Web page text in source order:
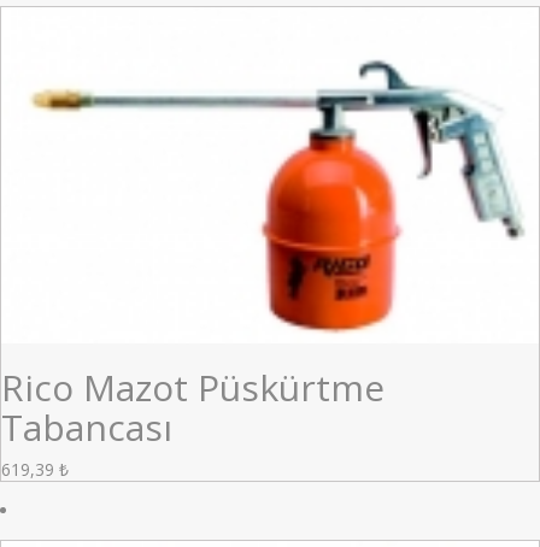
Rico Mazot Püskürtme
Tabancası
619,39 ₺